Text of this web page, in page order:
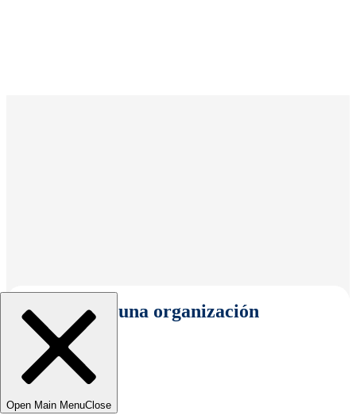
Seleccionar una organización
Open Main MenuClose